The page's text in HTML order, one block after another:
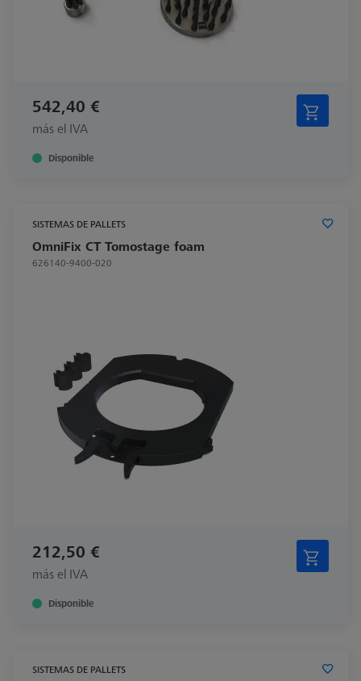
542,40 €
más el IVA
Disponible
SISTEMAS DE PALLETS
OmniFix CT Tomostage foam
626140-9400-020
212,50 €
más el IVA
Disponible
SISTEMAS DE PALLETS